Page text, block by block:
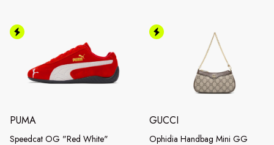
PUMA
Speedcat OG "Red White"
GUCCI
Ophidia Handbag Mini GG